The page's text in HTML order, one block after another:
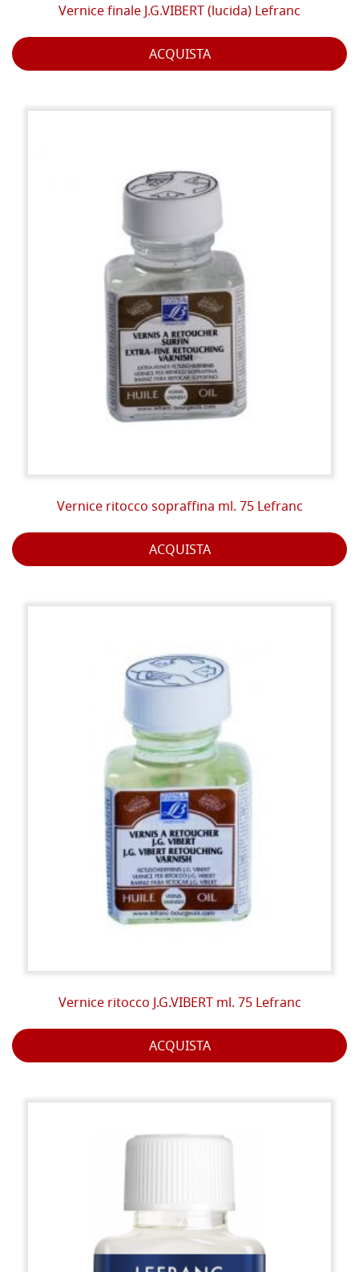
Vernice finale J.G.VIBERT (lucida) Lefranc
ACQUISTA
Vernice ritocco sopraffina ml. 75 Lefranc
ACQUISTA
Vernice ritocco J.G.VIBERT ml. 75 Lefranc
ACQUISTA